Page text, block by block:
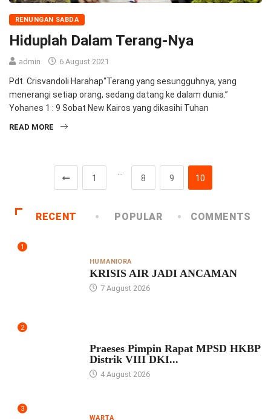
RENUNGAN SABDA
Hiduplah Dalam Terang-Nya
admin 6 August 2021
Pdt. Crisvandoli Harahap“Terang yang sesungguhnya, yang
menerangi setiap orang, sedang datang ke dalam dunia.”
Yohanes 1 : 9 Sobat New Kairos yang dikasihi Tuhan
READ MORE
1 8 9 10
RECENT POPULAR COMMENTS
1
HUMANIORA
KRISIS AIR JADI ANCAMAN
7 August 2026
2
Praeses Pimpin Rapat MPSD HKBP
Distrik VIII DKI...
4 August 2026
3
WARTA